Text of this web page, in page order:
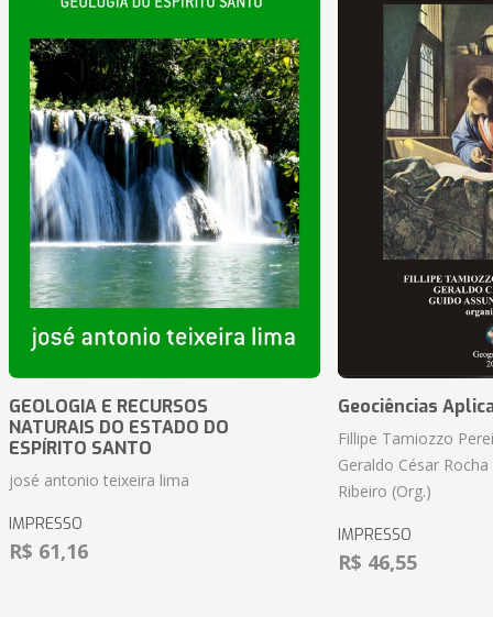
GEOLOGIA E RECURSOS
NATURAIS DO ESTADO DO
ESPÍRITO SANTO
josé antonio teixeira lima
IMPRESSO
R$ 61,16
Geociências
Fillipe Tamiozzo
Geraldo César
Ribeiro (Org.)
IMPRESSO
R$ 46,55